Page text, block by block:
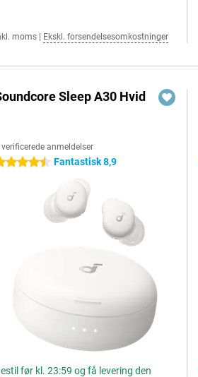
moms Ekskl. forsendelsesomkostninger
Sleep A30 Hvid
anmeldelser
stjerner Fantastisk 8,9
før kl. 23:59 og få levering den